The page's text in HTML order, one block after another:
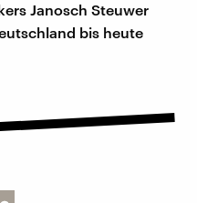
Janosch Steuwer
bis heute